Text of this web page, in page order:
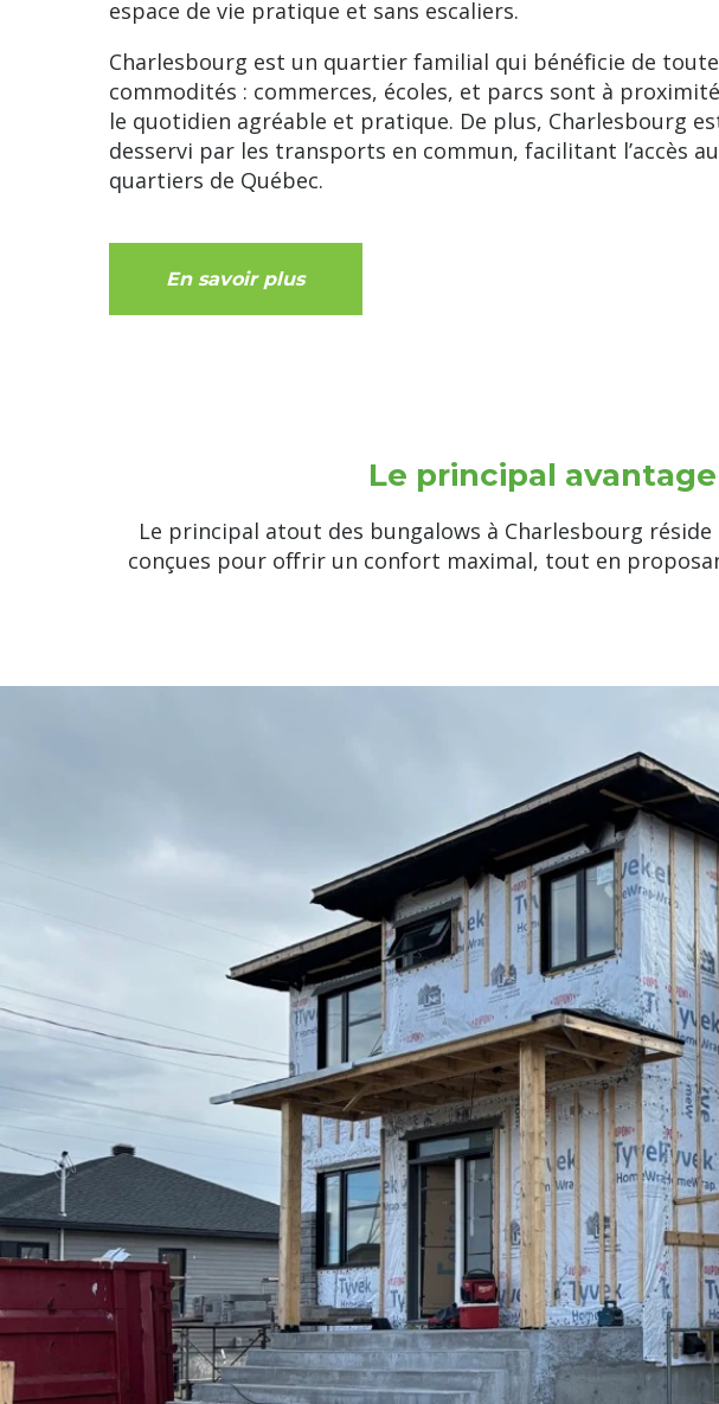
espace de vie pratique et sans escaliers.
Charlesbourg est un quartier familial qui bénéficie de
commodités : commerces, écoles, et parcs sont à
le quotidien agréable et pratique. De plus, Charlesbourg
desservi par les transports en commun, facilitant l’accès
quartiers de Québec.
En savoir plus
Le principal
Le principal atout des bungalows à Charlesbourg
conçues pour offrir un confort maximal, tout en